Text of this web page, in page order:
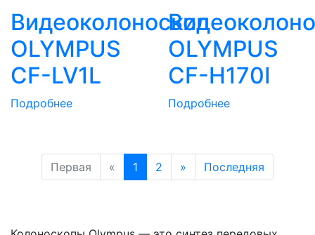
Видеоколоноскоп
OLYMPUS
CF-LV1L
Подробнее
OLYMPUS
CF-H170I
Подробнее
Первая « 1 2 » Последняя